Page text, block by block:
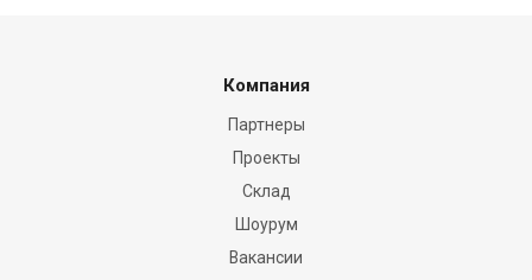
Компания
Партнеры
Проекты
Склад
Шоурум
Вакансии